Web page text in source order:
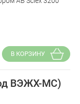
В КОРЗИНУ
ВЭЖХ-МС)